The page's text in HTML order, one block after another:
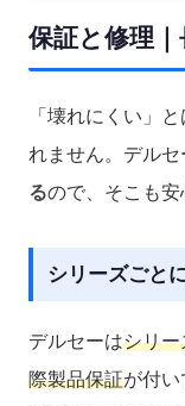
保証と修理
「壊れにくい」
れません。デルセ
るので、そこも安
シリーズごと
デルセーはシリー
際製品保証が付